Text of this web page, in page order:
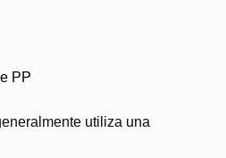
PP
utiliza una